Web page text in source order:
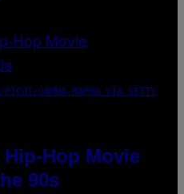
GAMMA-RAPHO VIA GETTY
Hop Movie
90s